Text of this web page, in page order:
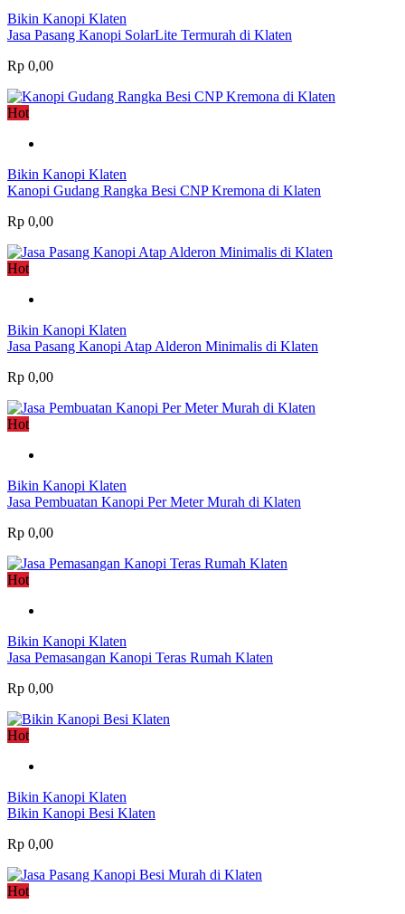
Bikin Kanopi Klaten
Jasa Pasang Kanopi SolarLite Termurah di Klaten
Rp 0,00
Hot
Bikin Kanopi Klaten
Kanopi Gudang Rangka Besi CNP Kremona di Klaten
Rp 0,00
Hot
Bikin Kanopi Klaten
Jasa Pasang Kanopi Atap Alderon Minimalis di Klaten
Rp 0,00
Hot
Bikin Kanopi Klaten
Jasa Pembuatan Kanopi Per Meter Murah di Klaten
Rp 0,00
Hot
Bikin Kanopi Klaten
Jasa Pemasangan Kanopi Teras Rumah Klaten
Rp 0,00
Hot
Bikin Kanopi Klaten
Bikin Kanopi Besi Klaten
Rp 0,00
Hot